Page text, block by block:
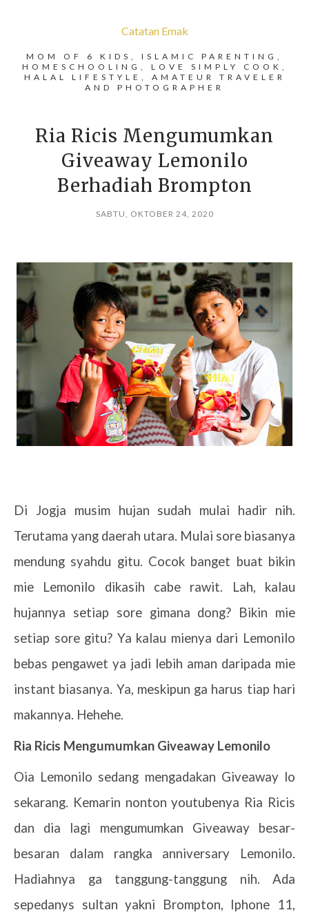
Catatan Emak
MOM OF 6 KIDS, ISLAMIC PARENTING,
HOMESCHOOLING, LOVE SIMPLY COOK,
HALAL LIFESTYLE, AMATEUR TRAVELER
AND PHOTOGRAPHER
Ria Ricis Mengumumkan
Giveaway Lemonilo
Berhadiah Brompton
SABTU, OKTOBER 24, 2020
Di Jogja musim hujan sudah mulai hadir nih.
Terutama yang daerah utara. Mulai sore biasanya
mendung syahdu gitu. Cocok banget buat bikin
mie Lemonilo dikasih cabe rawit. Lah, kalau
hujannya setiap sore gimana dong? Bikin mie
setiap sore gitu? Ya kalau mienya dari Lemonilo
bebas pengawet ya jadi lebih aman daripada mie
instant biasanya. Ya, meskipun ga harus tiap hari
makannya. Hehehe.
Ria Ricis Mengumumkan Giveaway Lemonilo
Oia Lemonilo sedang mengadakan Giveaway lo
sekarang. Kemarin nonton youtubenya Ria Ricis
dan dia lagi mengumumkan Giveaway besar-
besaran dalam rangka anniversary Lemonilo.
Hadiahnya ga tanggung-tanggung nih. Ada
sepedanys sultan yakni Brompton, Iphone 11,